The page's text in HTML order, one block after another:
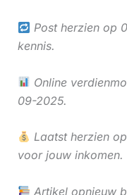
Post herzien op
kennis.
Online
09-2025.
Laatst herzien
voor jouw inkomen.
Artikel opnieuw